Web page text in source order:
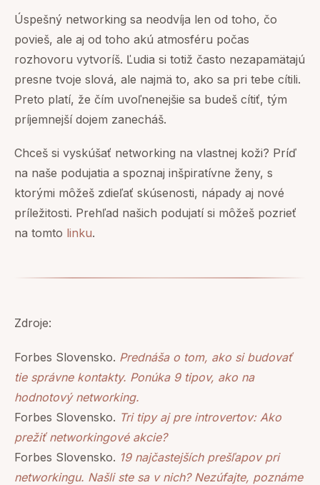
Úspešný networking sa neodvíja len od toho, čo
povieš, ale aj od toho akú atmosféru počas
rozhovoru vytvoríš. Ľudia si totiž často nezapamätajú
presne tvoje slová, ale najmä to, ako sa pri tebe cítili.
Preto platí, že čím uvoľnenejšie sa budeš cítiť, tým
príjemnejší dojem zanecháš.
Chceš si vyskúšať networking na vlastnej koži? Príď
na naše podujatia a spoznaj inšpiratívne ženy, s
ktorými môžeš zdieľať skúsenosti, nápady aj nové
príležitosti. Prehľad našich podujatí si môžeš pozrieť
na tomto linku.
Zdroje:
Forbes Slovensko. Prednáša o tom, ako si budovať
tie správne kontakty. Ponúka 9 tipov, ako na
hodnotový networking.
Forbes Slovensko. Tri tipy aj pre introvertov: Ako
prežiť networkingové akcie?
Forbes Slovensko. 19 najčastejších prešľapov pri
networkingu. Našli ste sa v nich? Nezúfajte, poznáme